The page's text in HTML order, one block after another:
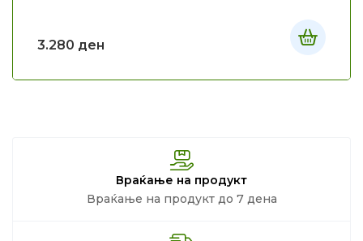
3.280 ден
Враќање на продукт
Враќање на продукт до 7 дена